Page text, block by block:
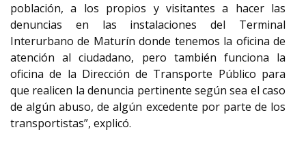
población, a los propios y visitantes a hacer las
denuncias en las instalaciones del Terminal
Interurbano de Maturín donde tenemos la oficina de
atención al ciudadano, pero también funciona la
oficina de la Dirección de Transporte Público para
que realicen la denuncia pertinente según sea el caso
de algún abuso, de algún excedente por parte de los
transportistas”, explicó.